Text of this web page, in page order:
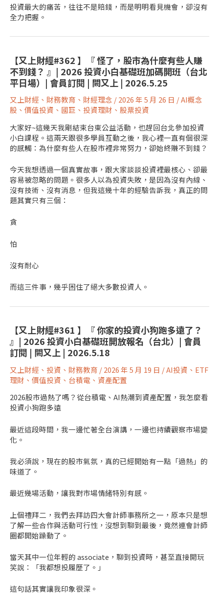
投資最大的痛苦，往往不是賠錢，而是明明看見機會，卻沒有
全力把握。
【又上財經#362 】『 怪了，股市為什麼有些人賺
不到錢？ 』| 2026 投資小白基礎班加碼開班（台北
平日場）| 會員訂閱 | 闕又上 | 2026.5.25
又上財經 、 財務教育 、 財經理念 /2026 年 5 月 26 日 /AI概念
股 、 價值投資 、 國巨 、 投資理財 、 股票投資
大家好~這幾天我剛結束台東公益活動，也趕回台北參加投資
小白課程。這兩天跟很多學員互動之後，我心裡一直有個很深
的感觸：為什麼有些人在股市裡非常努力，卻始終賺不到錢？
今天我想透過一個真實故事，跟大家談談投資裡最核心、卻最
容易被忽略的問題。很多人以為投資失敗，是因為沒有內線、
沒有技術、沒有消息，但我這幾十年的經驗告訴我，真正的問
題其實只有三個：
貪
怕
沒有耐心
而這三件事，幾乎困住了絕大多數投資人。
【又上財經#361 】『 你家的投資小狗跑多遠了？
』| 2026 投資小白基礎班開放報名（台北）| 會員
訂閱 | 闕又上 | 2026.5.18
又上財經 、 投資 、 財務教育 /2026 年 5 月 19 日 /AI投資 、 ETF
理財 、 價值投資 、 台積電 、 資產配置
2026股市過熱了嗎？從台積電、AI熱潮到資產配置，我怎麼看
投資小狗跑多遠
最近這段時間，我一邊忙著全台演講，一邊也持續觀察市場變
化。
我必須說，現在的股市氣氛，真的已經開始有一點「過熱」的
味道了。
最近幾場活動，讓我對市場情緒特別有感。
上個禮拜二，我們去拜訪四大會計師事務所之一，原本只是想
了解一些合作與活動可行性，沒想到聊到最後，竟然連會計師
圈都開始躁動了。
當天其中一位年輕的 associate，聊到投資時，甚至直接開玩
笑說：「我都想投履歷了。」
這句話其實讓我印象很深。